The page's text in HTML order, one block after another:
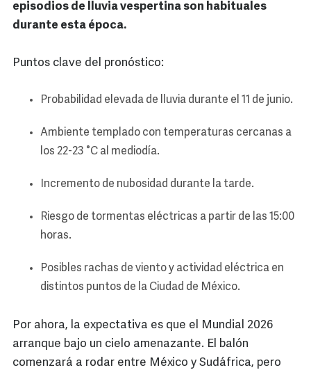
episodios de lluvia vespertina son habituales
durante esta época.
Puntos clave del pronóstico:
Probabilidad elevada de lluvia durante el 11 de junio.
Ambiente templado con temperaturas cercanas a
los 22-23 °C al mediodía.
Incremento de nubosidad durante la tarde.
Riesgo de tormentas eléctricas a partir de las 15:00
horas.
Posibles rachas de viento y actividad eléctrica en
distintos puntos de la Ciudad de México.
Por ahora, la expectativa es que el Mundial 2026
arranque bajo un cielo amenazante. El balón
comenzará a rodar entre México y Sudáfrica, pero